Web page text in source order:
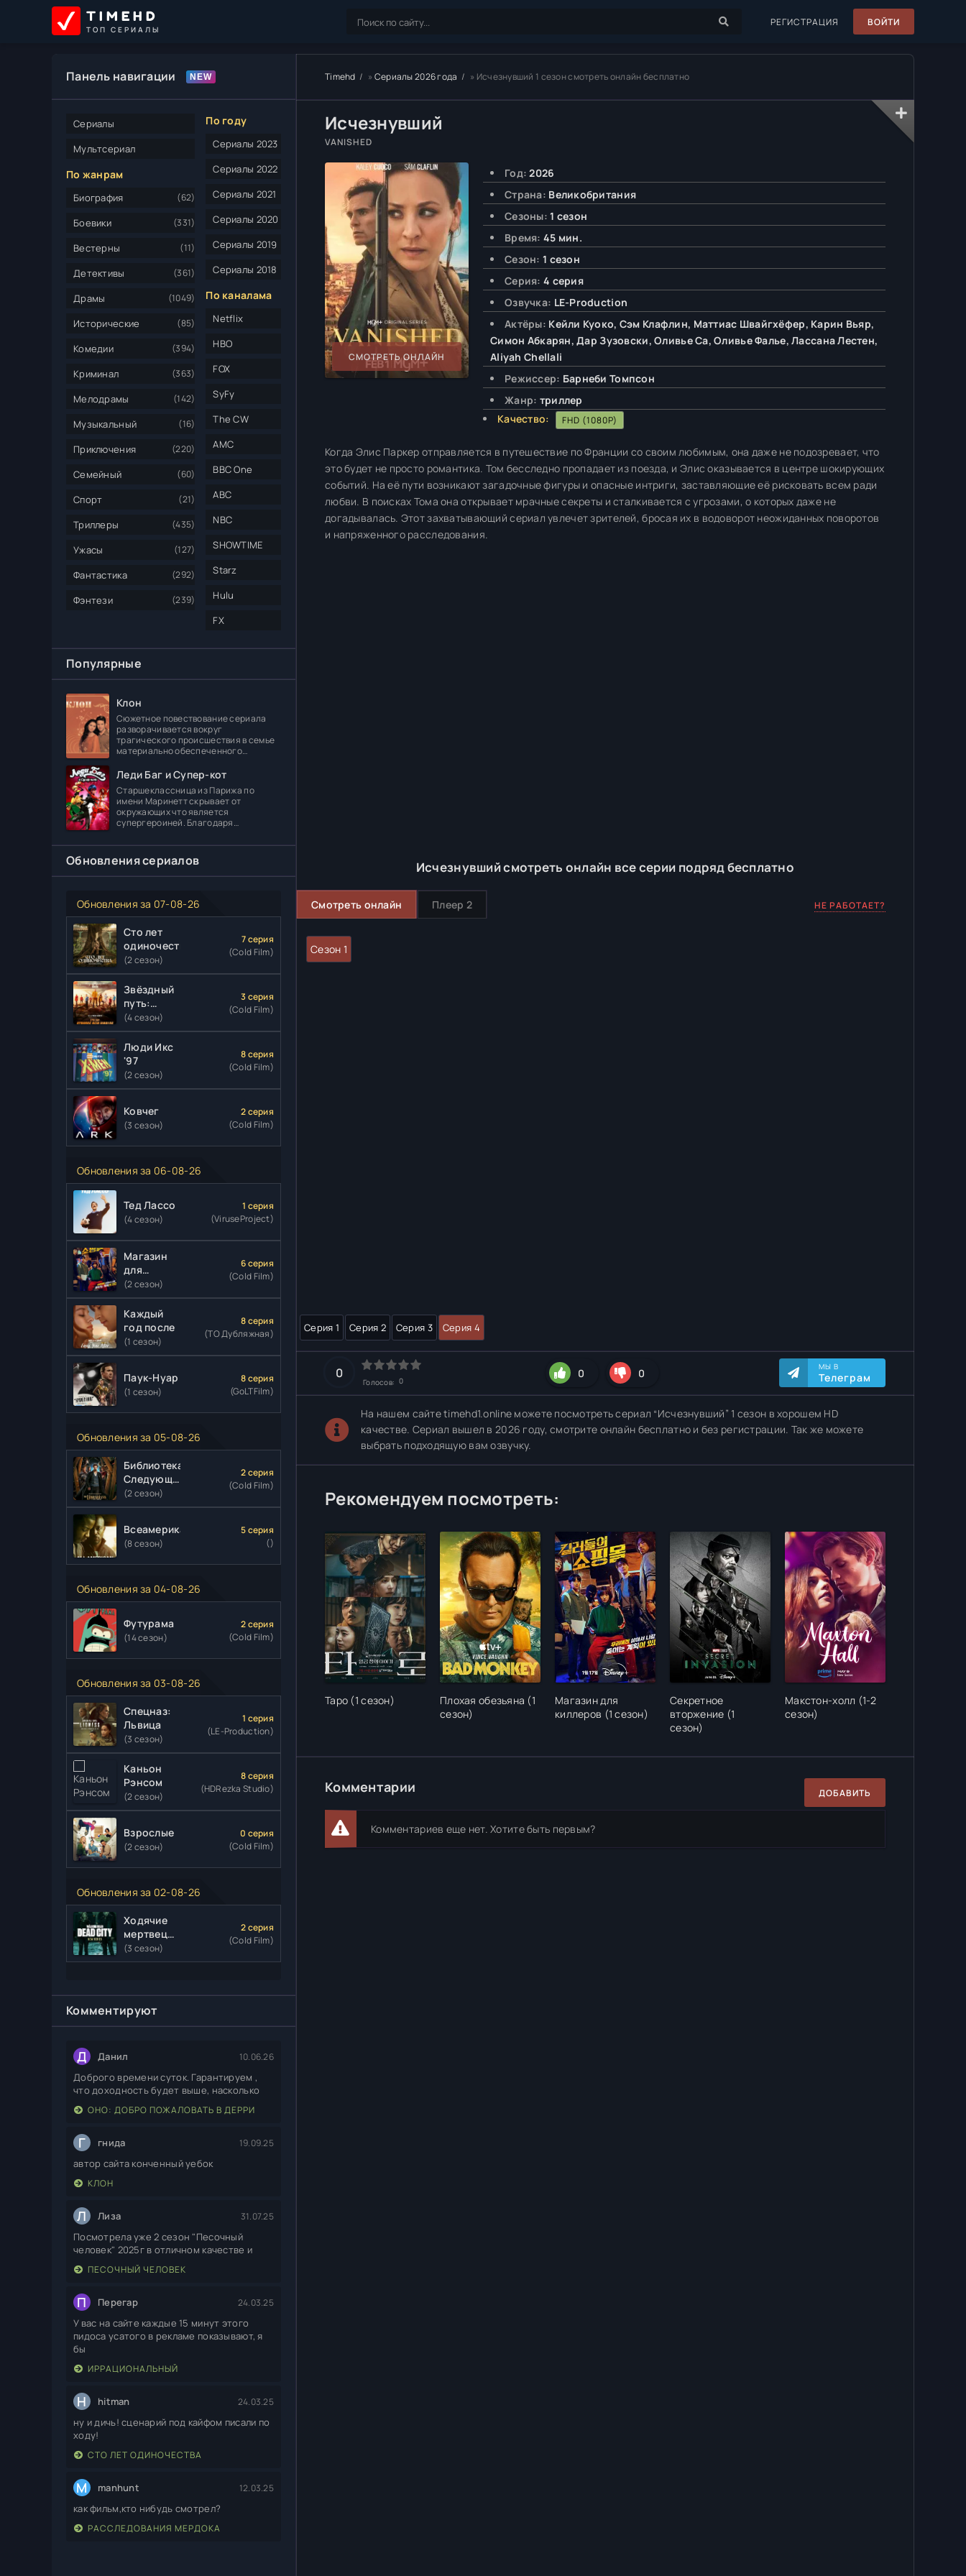
TIMEHD
ТОП СЕРИАЛЫ
РЕГИСТРАЦИЯ ВОЙТИ
Панель навигации
Сериалы
Мультсериал
По жанрам
Биография (62)
Боевики (331)
Вестерны (11)
Детективы (361)
Драмы (1049)
Исторические (85)
Комедии (394)
Криминал (363)
Мелодрамы (142)
Музыкальный (16)
Приключения (220)
Семейный (60)
Спорт (21)
Триллеры (435)
Ужасы (127)
Фантастика (292)
Фэнтези (239)
По году
Сериалы 2023
Сериалы 2022
Сериалы 2021
Сериалы 2020
Сериалы 2019
Сериалы 2018
По каналама
Netflix
HBO
FOX
SyFy
The CW
AMC
BBC One
ABC
NBC
SHOWTIME
Starz
Hulu
FX
Популярные
Клон
Сюжетное повествование сериала
разворачивается вокруг
трагического происшествия в семье
материально обеспеченного
Ферраса. Дело в том, что его отпрыск
Диога погибает в
Леди Баг и Супер-кот
Старшеклассница из Парижа по
имени Маринетт скрывает от
окружающих что является
супергероиней. Благодаря
создавать различные вещи. В школе
Обновления сериалов
Обновления за 07-08-26
Сто лет
одиночества
(2 сезон)
7 серия
(Cold Film)
Звёздный
путь:
Странные
новые
миры
(4 сезон)
3 серия
(Cold Film)
Люди Икс
'97
(2 сезон)
8 серия
(Cold Film)
Ковчег
(3 сезон)
2 серия
(Cold Film)
Обновления за 06-08-26
Тед Лассо
(4 сезон)
1 серия
(ViruseProject)
Магазин
для
киллеров
(2 сезон)
6 серия
(Cold Film)
Каждый
год после
(1 сезон)
8 серия
(ТО Дубляжная)
Паук-Нуар
(1 сезон)
8 серия
(GoLTFilm)
Обновления за 05-08-26
Библиотекари:
Следующая
глава
(2 сезон)
2 серия
(Cold Film)
Всеамериканский
(8 сезон)
5 серия
()
Обновления за 04-08-26
Футурама
(14 сезон)
2 серия
(Cold Film)
Обновления за 03-08-26
Спецназ:
Львица
(3 сезон)
1 серия
(LE-Production)
Каньон
Рэнсом
(2 сезон)
8 серия
(HDRezka Studio)
Взрослые
(2 сезон)
0 серия
(Cold Film)
Обновления за 02-08-26
Ходячие
мертвецы:
Мертвый
город
(3 сезон)
2 серия
(Cold Film)
Комментируют
Д Данил 10.06.26
Доброго времени суток. Гарантируем ,
что доходность будет выше, насколько
ОНО: ДОБРО ПОЖАЛОВАТЬ В ДЕРРИ
Г гнида 19.09.25
автор сайта конченный уебок
КЛОН
Л Лиза 31.07.25
Посмотрела уже 2 сезон "Песочный
человек" 2025г в отличном качестве и
ПЕСОЧНЫЙ ЧЕЛОВЕК
П Перегар 24.03.25
У вас на сайте каждые 15 минут этого
пидоса усатого в рекламе показывают, я
бы
ИРРАЦИОНАЛЬНЫЙ
H hitman 24.03.25
ну и дичь! сценарий под кайфом писали по
ходу!
СТО ЛЕТ ОДИНОЧЕСТВА
M manhunt 12.03.25
как фильм,кто нибудь смотрел?
РАССЛЕДОВАНИЯ МЕРДОКА
Timehd »Сериалы 2026 года » Исчезнувший 1 сезон смотреть онлайн бесплатно
Исчезнувший
VANISHED
СМОТРЕТЬ ОНЛАЙН
Год: 2026
Страна: Великобритания
Сезоны: 1 сезон
Время: 45 мин.
Сезон: 1 сезон
Серия: 4 серия
Озвучка: LE-Production
Актёры: Кейли Куоко, Сэм Клафлин, Маттиас Швайгхёфер, Карин Вьяр,
Симон Абкарян, Дар Зузовски, Оливье Са, Оливье Фалье, Лассана Лестен,
Aliyah Chellali
Режиссер: Барнеби Томпсон
Жанр: триллер
Качество:
FHD (1080P)
Когда Элис Паркер отправляется в путешествие по Франции со своим любимым, она даже не подозревает, что
это будет не просто романтика. Том бесследно пропадает из поезда, и Элис оказывается в центре шокирующих
событий. На её пути возникают загадочные фигуры и опасные интриги, заставляющие её рисковать всем ради
любви. В поисках Тома она открывает мрачные секреты и сталкивается с угрозами, о которых даже не
догадывалась. Этот захватывающий сериал увлечет зрителей, бросая их в водоворот неожиданных поворотов
и напряженного расследования.
Исчезнувший смотреть онлайн все серии подряд бесплатно
Смотреть онлайн Плеер 2 НЕ РАБОТАЕТ?
Сезон 1
Серия 1 Серия 2 Серия 3 Серия 4
0
Голосов: 0
0 0 МЫ В
Телеграм
На нашем сайте timehd1.online можете посмотреть сериал “Исчезнувший” 1 сезон в хорошем HD
качестве. Сериал вышел в 2026 году, смотрите онлайн бесплатно и без регистрации. Так же можете
выбрать подходящую вам озвучку.
Рекомендуем посмотреть:
Таро (1 сезон)
Плохая обезьяна (1
сезон)
Магазин для
киллеров (1 сезон)
Секретное
вторжение (1
сезон)
Макстон-холл (1-2
сезон)
Комментарии ДОБАВИТЬ
Комментариев еще нет. Хотите быть первым?